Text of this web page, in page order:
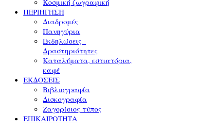
ΠΕΡΙΗΓΗΣΗ
Διαδρομές
Πανηγύρια
Εκδηλώσεις -
Δραστηριότητες
Καταλύματα, εστιατόρια,
καφέ
ΕΚΔΟΣΕΙΣ
Βιβλιογραφία
Δισκογραφία
Ζαγορίσιος τύπος
ΕΠΙΚΑΙΡΟΤΗΤΑ